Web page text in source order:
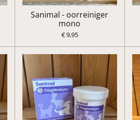
Sanimal - oorreiniger
mono
€ 9,95